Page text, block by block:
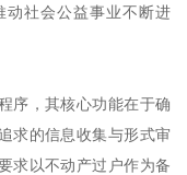
动社会公益事业不断进
序，其核心功能在于确
求的信息收集与形式审
求以不动产过户作为备